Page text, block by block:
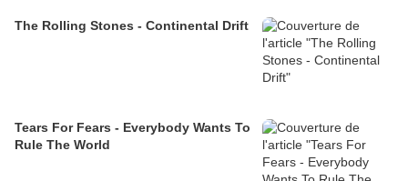
The Rolling Stones - Continental Drift
Tears For Fears - Everybody Wants To
Rule The World